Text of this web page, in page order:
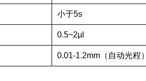
小于5s
0.5~2µl
0.01-1.2mm（自动光程）